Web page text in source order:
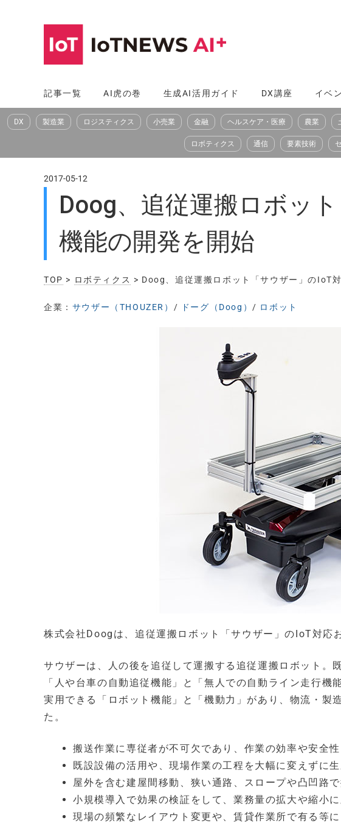
へ
ス
記事一覧 AI虎の巻 生成AI活用ガイド DX講座 イベ
DX 製造業 ロジスティクス 小売業 金融 ヘルスケア・医療 農業
ロボティクス 通信 要素技術
2017-05-12
Doog、追従運搬ロボッ
機能の開発を開始
TOP > ロボティクス > Doog、追従運搬ロボット「サウザー」のIoT
企業： サウザー（THOUZER） / ドーグ（Doog） / ロボット
株式会社Doogは、追従運搬ロボット「サウザー」のIoT対応
サウザーは、人の後を追従して運搬する追従運搬ロボット。
「人や台車の自動追従機能」と「無人での自動ライン走行
実用できる「ロボット機能」と「機動力」があり、物流・製
た。
搬送作業に専従者が不可欠であり、作業の効率や安全
既設設備の活用や、現場作業の工程を大幅に変えずに
屋外を含む建屋間移動、狭い通路、スロープや凸凹路
小規模導入で効果の検証をして、業務量の拡大や縮小
現場の頻繁なレイアウト変更や、賃貸作業所で有る等